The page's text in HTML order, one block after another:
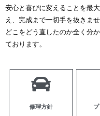
安心と喜びに変えることを最
え、完成まで一切手を抜きませ
どこをどう直したのか全く分
ております。
修理方針